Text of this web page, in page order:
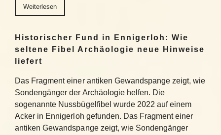
Weiterlesen
Historischer Fund in Ennigerloh: Wie
seltene Fibel Archäologie neue Hinweise
liefert
Das Fragment einer antiken Gewandspange zeigt, wie
Sondengänger der Archäologie helfen. Die
sogenannte Nussbügelfibel wurde 2022 auf einem
Acker in Ennigerloh gefunden. Das Fragment einer
antiken Gewandspange zeigt, wie Sondengänger